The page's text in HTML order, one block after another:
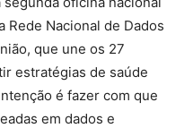
Rede Nacional de Dados
que une os 27
estratégias de saúde
é fazer com que
em dados e